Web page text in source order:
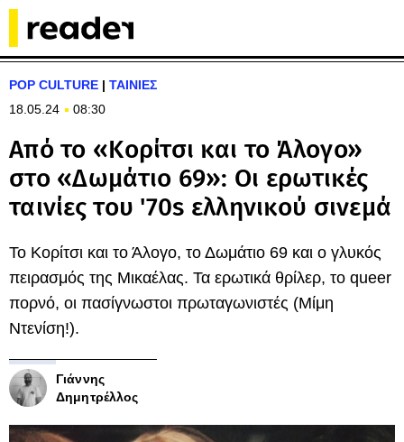
POP CULTURE | ΤΑΙΝΙΕΣ
18.05.24
08:30
Από το «Κορίτσι και το Άλογο»
στο «Δωμάτιο 69»: Οι ερωτικές
ταινίες του '70s ελληνικού σινεμά
Το Κορίτσι και το Άλογο, το Δωμάτιο 69 και ο γλυκός
πειρασμός της Μικαέλας. Τα ερωτικά θρίλερ, το queer
πορνό, οι πασίγνωστοι πρωταγωνιστές (Μίμη
Ντενίση!).
Γιάννης
Δημητρέλλος